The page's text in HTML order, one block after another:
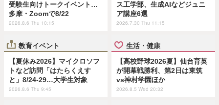
受験生向けトークイベント…
多摩・Zoomで8/22
2026.8.6 Thu 10:15
ス工学部、生成AIなどジュニ
ア講座6選
2026.7.30 Thu 11:15
教育イベント
【夏休み2026】マイクロソフ
トなど訪問「はたらくえす
と」8/24-29…大学生対象
2026.8.6 Thu 9:45
生活・健康
【高校野球2026夏】仙台育英
が開幕戦勝利、第2日は東筑
vs神村学園ほか
2026.8.5 Wed 20:32